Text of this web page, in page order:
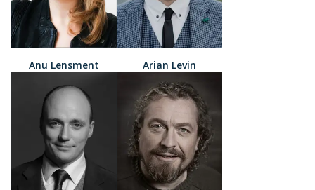
Anu Lensment Arian Levin